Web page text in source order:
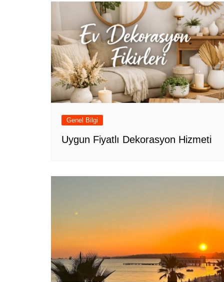
Genel Bilgi
Uygun Fiyatlı Dekorasyon Hizmeti